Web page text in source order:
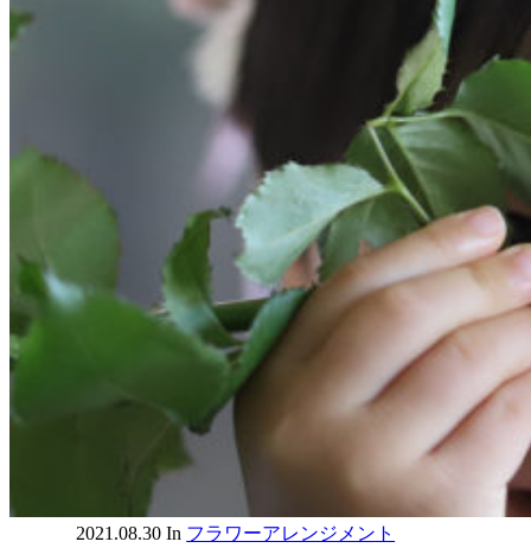
2021.08.30 In フラワーアレンジメント